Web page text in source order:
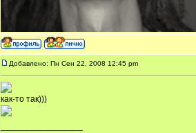
Добавлено: Пн Сен 22, 2008 12:45 pm
как-то так)))